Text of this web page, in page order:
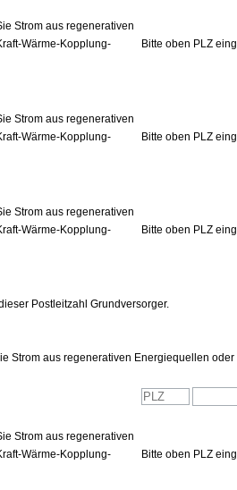
Strom aus regenerativen
Wärme-Kopplung-
Bitte oben PLZ
Strom aus regenerativen
Wärme-Kopplung-
Bitte oben PLZ
Strom aus regenerativen
Wärme-Kopplung-
Bitte oben PLZ
Postleitzahl Grundversorger.
Strom aus regenerativen Energiequellen
Strom aus regenerativen
Wärme-Kopplung-
Bitte oben PLZ